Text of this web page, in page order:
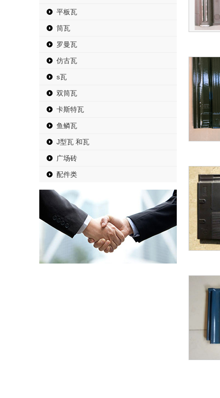
平板瓦
筒瓦
罗曼瓦
仿古瓦
s瓦
双筒瓦
卡斯特瓦
鱼鳞瓦
J型瓦 和瓦
广场砖
配件类